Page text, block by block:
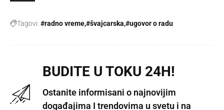
Tagovi: #radno vreme#švajcarska #ugovor o radu
BUDITE U TOKU 24H!
Ostanite informisani o najnovijim
događajima I trendovima u svetu i na